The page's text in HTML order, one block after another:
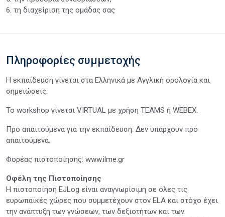
6. τη διαχείριση της ομάδας σας
Πληροφορίες συμμετοχής
Η εκπαίδευση γίνεται στα Ελληνικά με Αγγλική ορολογία και
σημειώσεις.
Το workshop γίνεται VIRTUAL με χρήση TEAMS ή WEBEX.
Προ απαιτούμενα για την εκπαίδευση: Δεν υπάρχουν προ
απαιτούμενα.
Φορέας πιστοποίησης: www.ilme.gr
Οφέλη της Πιστοποίησης
Η πιστοποίηση EJLog είναι αναγνωρίσιμη σε όλες τις
ευρωπαϊκές χώρες που συμμετέχουν στον ELA και στόχο έχει
την ανάπτυξη των γνώσεων, των δεξιοτήτων και των